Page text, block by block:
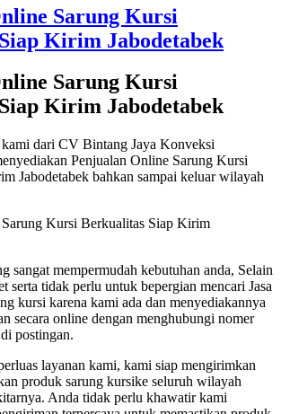
Sarung Kursi
Kirim Jabodetabek
Sarung Kursi
Kirim Jabodetabek
kami dari CV Bintang Jaya Konveksi
Penjualan Online Sarung Kursi
Jabodetabek bahkan sampai keluar wilayah
sangat mempermudah kebutuhan anda, Selain
serta tidak perlu untuk bepergian mencari Jasa
kursi karena kami ada dan menyediakannya
secara online dengan menghubungi nomer
postingan.
layanan kami, kami siap mengirimkan
produk sarung kursike seluruh wilayah
Anda tidak perlu khawatir kami